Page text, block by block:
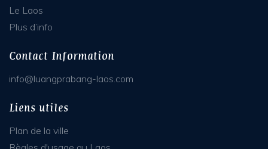
Le Laos
Plus d’info
Contact Information
info@luangprabang-laos.com
Liens utiles
Plan de la ville